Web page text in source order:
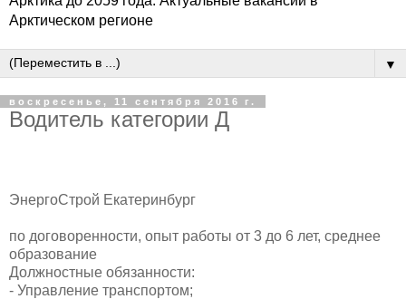
Арктическом регионе
▼
воскресенье, 11 сентября 2016 г.
Водитель категории Д
ЭнергоСтрой Екатеринбург
по договоренности, опыт работы от 3 до 6 лет, среднее
образование
Должностные обязанности:
- Управление транспортом;